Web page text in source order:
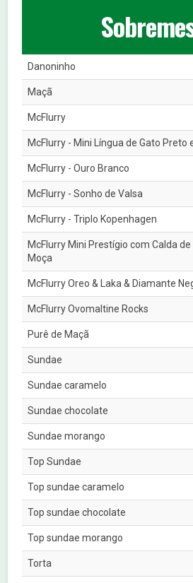
Danoninho
Maçã
McFlurry
McFlurry - Mini Língua de Gato Preto
McFlurry - Ouro Branco
McFlurry - Sonho de Valsa
McFlurry - Triplo Kopenhagen
McFlurry Mini Prestígio com Calda
Moça
McFlurry Oreo & Laka & Diamante
McFlurry Ovomaltine Rocks
Purê de Maçã
Sundae
Sundae caramelo
Sundae chocolate
Sundae morango
Top Sundae
Top sundae caramelo
Top sundae chocolate
Top sundae morango
Torta